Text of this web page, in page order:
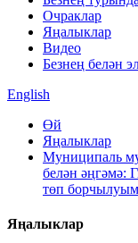
Очраклар
Яңалыклар
Видео
Безнең белән
English
Өй
Яңалыклар
Муниципаль
белән әңгәмә:
төп
Яңалыклар